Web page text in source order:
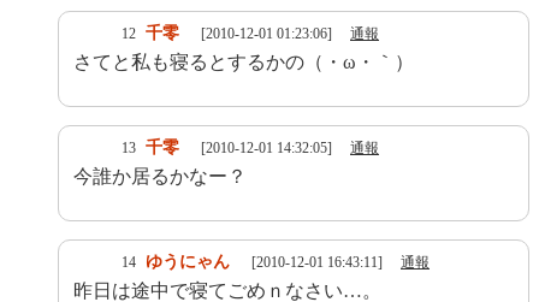
12 千零 [2010-12-01 01:23:06] 通報
さてと私も寝るとするかの（・ω・｀）
13 千零 [2010-12-01 14:32:05] 通報
今誰か居るかなー？
14 ゆうにゃん [2010-12-01 16:43:11] 通報
昨日は途中で寝てごめｎなさい…。